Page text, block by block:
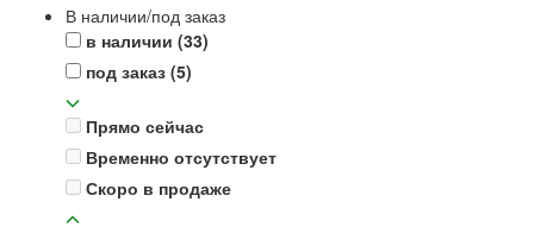
В наличии/под заказ
в наличии (33)
под заказ (5)
Прямо сейчас
Временно отсутствует
Скоро в продаже